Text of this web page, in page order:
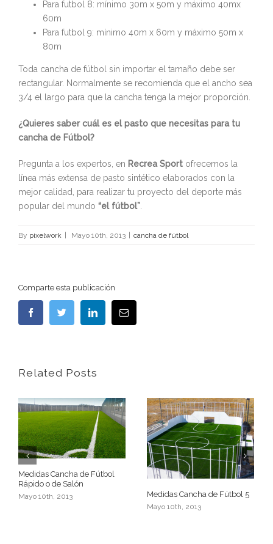
Para futbol 8: mínimo 30m x 50m y máximo 40mx
60m
Para futbol 9: mínimo 40m x 60m y máximo 50m x
80m
Toda cancha de fútbol sin importar el tamaño debe ser
rectangular. Normalmente se recomienda que el ancho sea
3/4 el largo para que la cancha tenga la mejor proporción.
¿Quieres saber cuál es el pasto que necesitas para tu
cancha de Fútbol?
Pregunta a los expertos, en Recrea Sport ofrecemos la
línea más extensa de pasto sintético elaborados con la
mejor calidad, para realizar tu proyecto del deporte más
popular del mundo “el fútbol”
By pixelwork Mayo 10th, 2013 cancha de fútbol
Comparte esta publicación
Facebook Twitter LinkedinEmail
Related Posts
Medidas Cancha de Fútbol
Rápido o de Salón
Mayo 10th, 2013 Medidas Cancha de Fútbol 5
Mayo 10th, 2013